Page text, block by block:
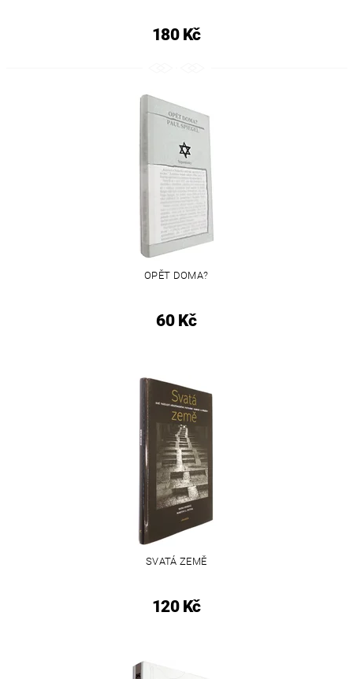
180 Kč
OPĚT DOMA?
60 Kč
SVATÁ ZEMĚ
120 Kč